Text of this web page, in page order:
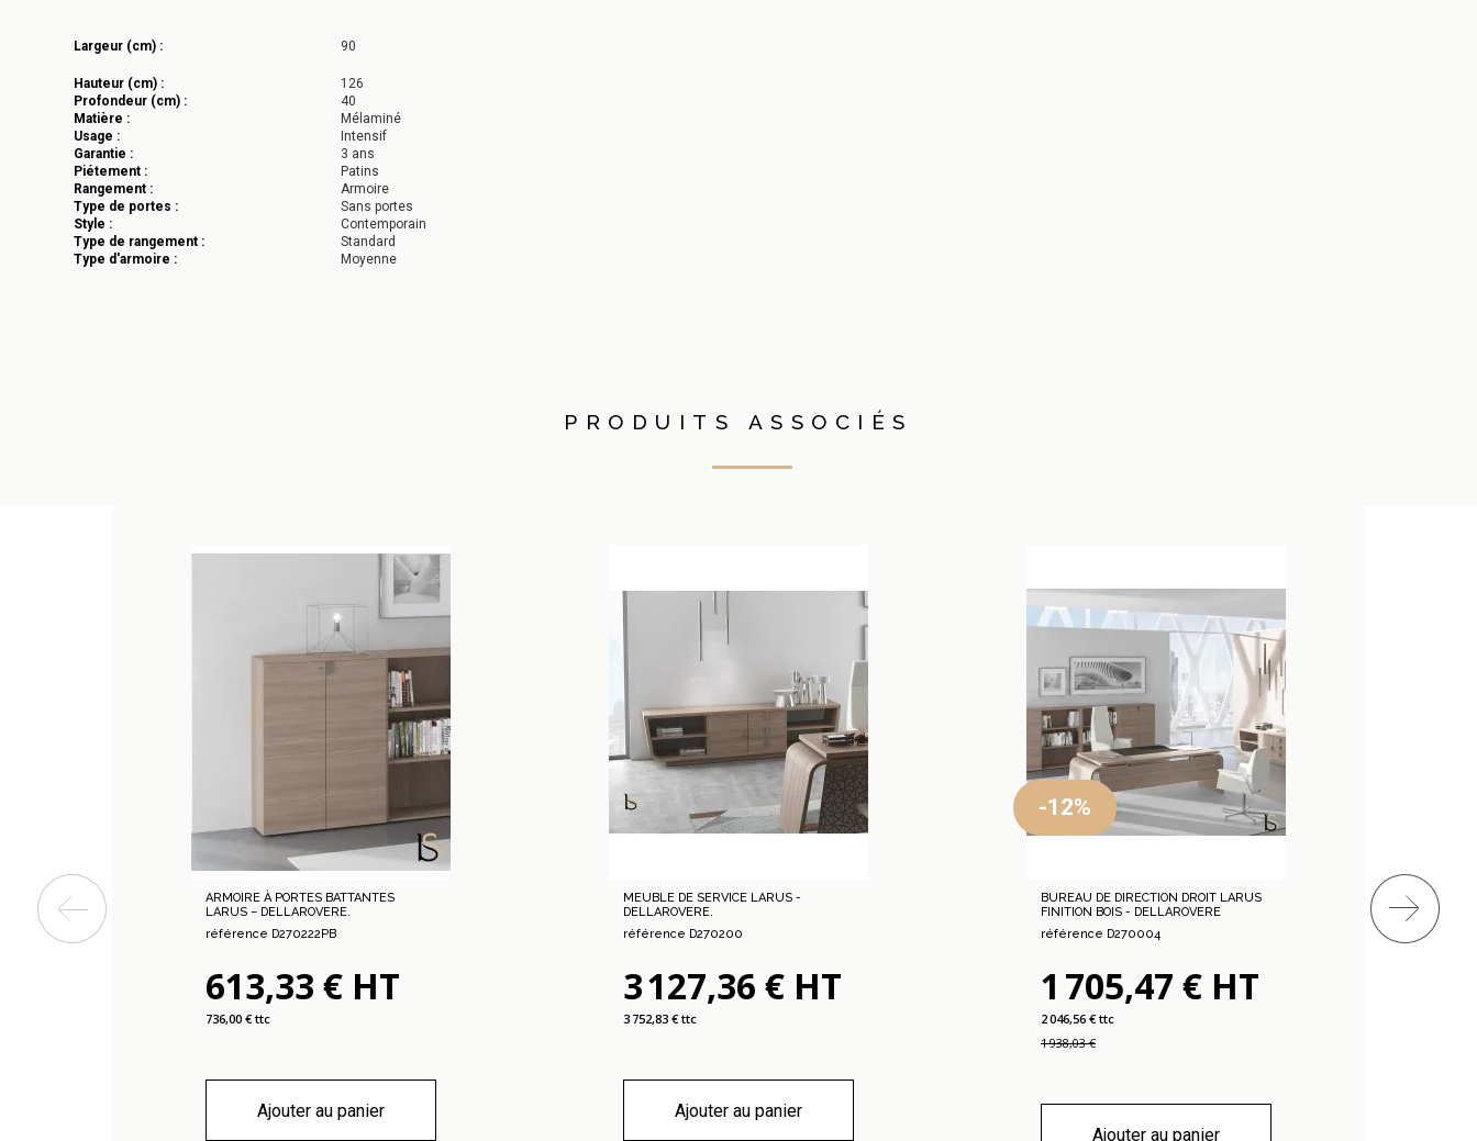
Largeur (cm) : 90
Hauteur (cm) :
126
Profondeur (cm) :
40
Matière :
Mélaminé
Usage :
Intensif
Garantie :
3 ans
Piétement :
Patins
Rangement :
Armoire
Type de portes :
Sans portes
Style :
Contemporain
Type de rangement :
Standard
Type d'armoire :
Moyenne
PRODUITS ASSOCIÉS
ARMOIRE À PORTES BATTANTES
LARUS – DELLAROVERE.
référence D270222PB
613,33 € HT
736,00 € ttc
Ajouter au panier
MEUBLE DE SERVICE LARUS -
DELLAROVERE.
référence D270200
3 127,36 € HT
3 752,83 € ttc
Ajouter au panier
-12%
BUREAU DE DIRECTION DROIT LARUS
FINITION BOIS - DELLAROVERE
référence D270004
1 705,47 € HT
2 046,56 € ttc
1 938,03 €
Ajouter au panier